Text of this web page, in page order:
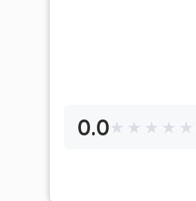
0.0★ ★ ★ ★ ★